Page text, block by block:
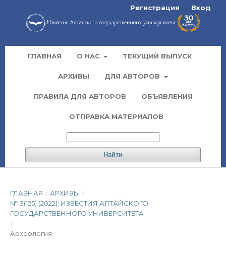
ГЛАВНАЯ О НАС ТЕКУЩИЙ ВЫПУСК
АРХИВЫ ДЛЯ АВТОРОВ
ПРАВИЛА ДЛЯ АВТОРОВ ОБЪЯВЛЕНИЯ
ОТПРАВКА МАТЕРИАЛОВ
Найти
Регистрация Вход
ГЛАВНАЯ / АРХИВЫ /
№ 3(125) (2022): ИЗВЕСТИЯ АЛТАЙСКОГО
ГОСУДАРСТВЕННОГО УНИВЕРСИТЕТА
/
Археология